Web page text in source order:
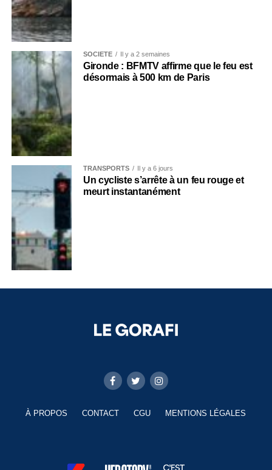
SOCIÉTÉ Il y a 2 semaines
Gironde : BFMTV affirme que le feu est
désormais à 500 km de Paris
TRANSPORTS Il y a 6 jours
Un cycliste s’arrête à un feu rouge et
meurt instantanément
À PROPOS CONTACT CGU MENTIONS LÉGALES